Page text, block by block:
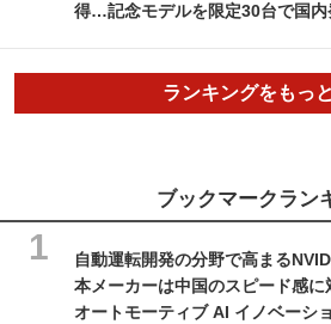
得…記念モデルを限定30台で国内
ランキングをもっ
ブックマークラン
自動運転開発の分野で高まる
本メーカーは中国のスピード感
オートモーティブ AI イノベーシ